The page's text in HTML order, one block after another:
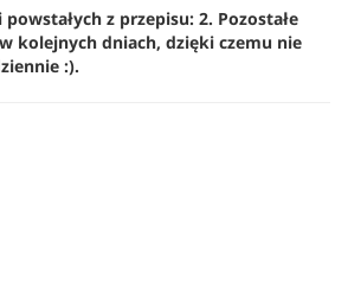
z przepisu: 2. Pozostałe
kolejnych dniach, dzięki czemu nie
:).